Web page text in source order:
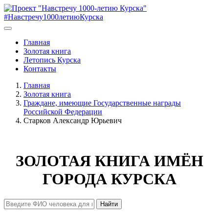
#Навстречу1000летиюКурска
Главная
Золотая книга
Летопись Курска
Контакты
Главная
Золотая книга
Граждане, имеющие Государственные награды
Российской Федерации
Старков Александр Юрьевич
ЗОЛОТАЯ КНИГА ИМЁН
ГОРОДА КУРСКА
Найти